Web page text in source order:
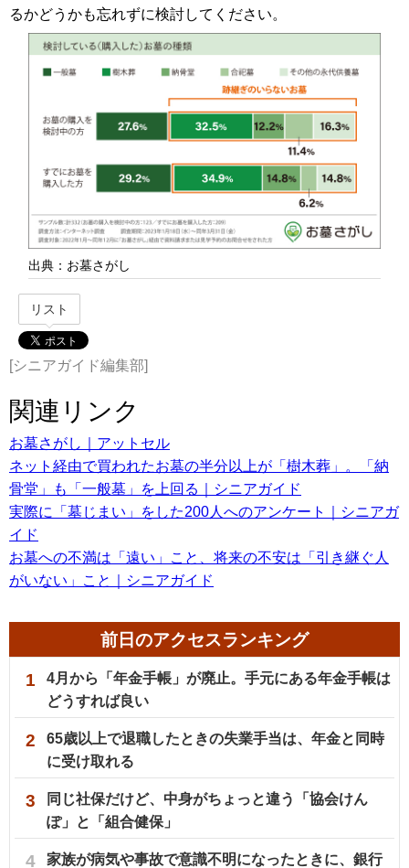
るかどうかも忘れずに検討してください。
出典：お墓さがし
リスト
[シニアガイド編集部]
関連リンク
お墓さがし｜アットセル
ネット経由で買われたお墓の半分以上が「樹木葬」。「納
骨堂」も「一般墓」を上回る｜シニアガイド
実際に「墓じまい」をした200人へのアンケート｜シニアガ
イド
お墓への不満は「遠い」こと、将来の不安は「引き継ぐ人
がいない」こと｜シニアガイド
前日のアクセスランキング
1
4月から「年金手帳」が廃止。手元にある年金手帳は
どうすれば良い
2
65歳以上で退職したときの失業手当は、年金と同時
に受け取れる
3
同じ社保だけど、中身がちょっと違う「協会けん
ぽ」と「組合健保」
4 家族が病気や事故で意識不明になったときに、銀行